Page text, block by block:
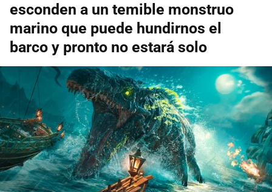
esconden a un temible monstruo
marino que puede hundirnos el
barco y pronto no estará solo